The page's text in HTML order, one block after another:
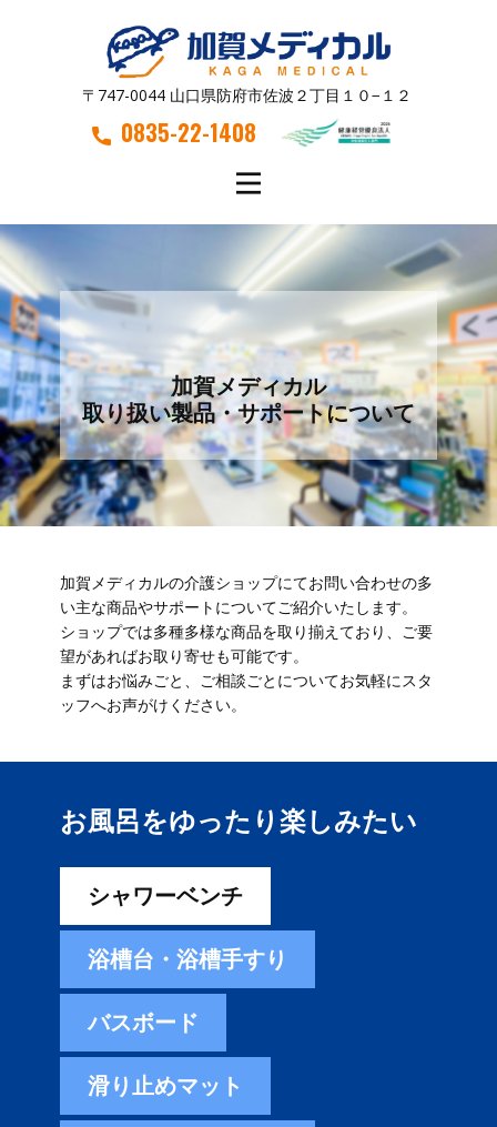
〒747-0044 山口県防府市佐波２丁目１０−１２
0835-22-1408
加賀メディカル
取り扱い製品・サポートについて
加賀メディカルの介護ショップにてお問い合わせの多
い主な商品やサポートについてご紹介いたします。
ショップでは多種多様な商品を取り揃えており、ご要
望があればお取り寄せも可能です。
まずはお悩みごと、ご相談ごとについてお気軽にスタ
ッフへお声がけください。
お風呂をゆったり楽しみ​たい
シャワーベンチ
浴槽台・浴槽手すり
バスボード
滑り止めマット